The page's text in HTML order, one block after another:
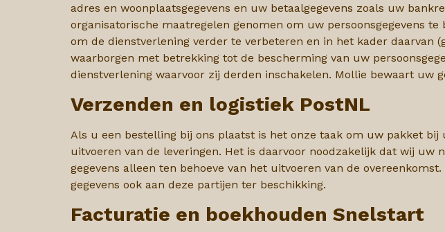
adres en woonplaatsgegevens en uw betaalgegevens zoals uw
organisatorische maatregelen genomen om uw persoonsgegevens
om de dienstverlening verder te verbeteren en in het kader daarvan
waarborgen met betrekking tot de bescherming van uw
dienstverlening waarvoor zij derden inschakelen. Mollie bewaart uw
Verzenden en logistiek PostNL
Als u een bestelling bij ons plaatst is het onze taak om uw pakket
uitvoeren van de leveringen. Het is daarvoor noodzakelijk dat wij uw
gegevens alleen ten behoeve van het uitvoeren van de
gegevens ook aan deze partijen ter beschikking.
Facturatie en boekhouden Snelstart